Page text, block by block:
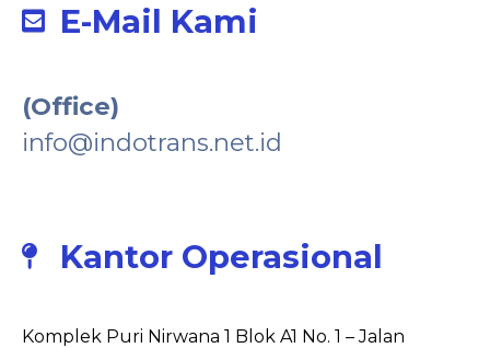
E-Mail Kami
(Office)
info@indotrans.net.id
Kantor Operasional
Komplek Puri Nirwana 1 Blok A1 No. 1 – Jalan